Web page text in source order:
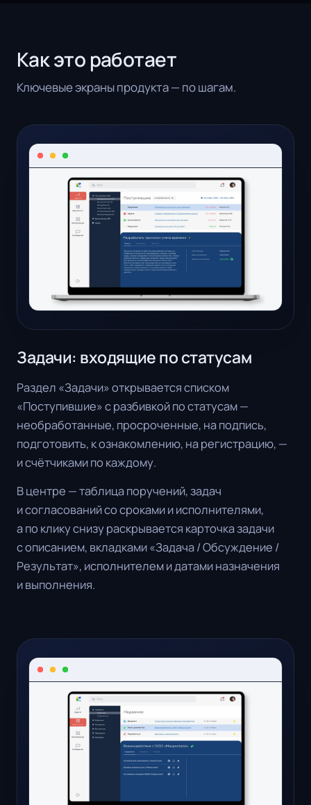
Как это работает
Ключевые экраны продукта — по шагам.
Задачи: входящие по статусам
Раздел «Задачи» открывается списком
«Поступившие» с разбивкой по статусам —
необработанные, просроченные, на подпись,
подготовить, к ознакомлению, на регистрацию, —
и счётчиками по каждому.
В центре — таблица поручений, задач
и согласований со сроками и исполнителями,
а по клику снизу раскрывается карточка задачи
с описанием, вкладками «Задача / Обсуждение /
Результат», исполнителем и датами назначения
и выполнения.